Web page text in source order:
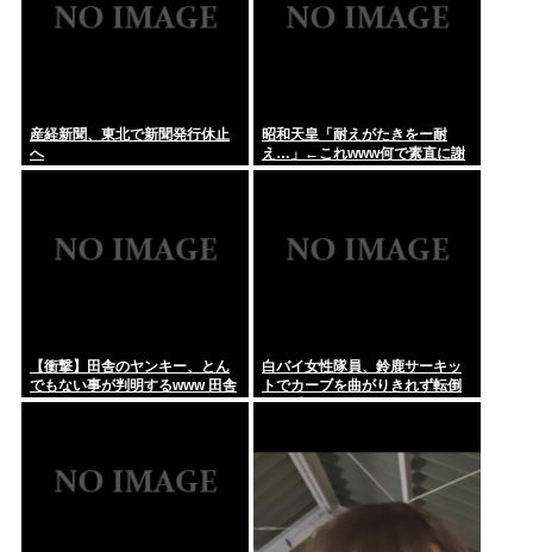
産経新聞、東北で新聞発行休止
へ
昭和天皇「耐えがたきをー耐
え…」←これwww何で素直に謝
れねーの？？！？
【衝撃】田舎のヤンキー、とん
でもない事が判明するwww 田舎
のマイルドヤンキーって何であ
白バイ女性隊員、鈴鹿サーキッ
トでカーブを曲がりきれず転倒
して重傷